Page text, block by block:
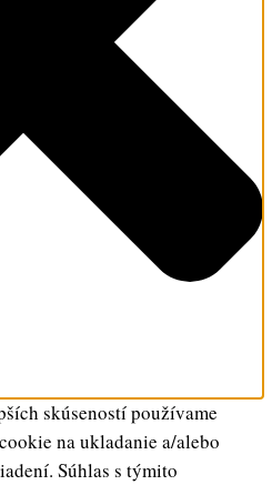
skúseností používame
na ukladanie a/alebo
Súhlas s týmito